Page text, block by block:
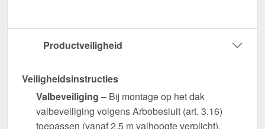
Productveiligheid
Veiligheidsinstructies
Valbeveiliging – Bij montage op het dak
valbeveiliging volgens Arbobesluit (art. 3.16)
toepassen (vanaf 2,5 m valhoogte verplicht).